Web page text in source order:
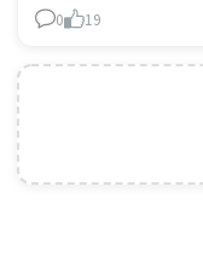
0 19